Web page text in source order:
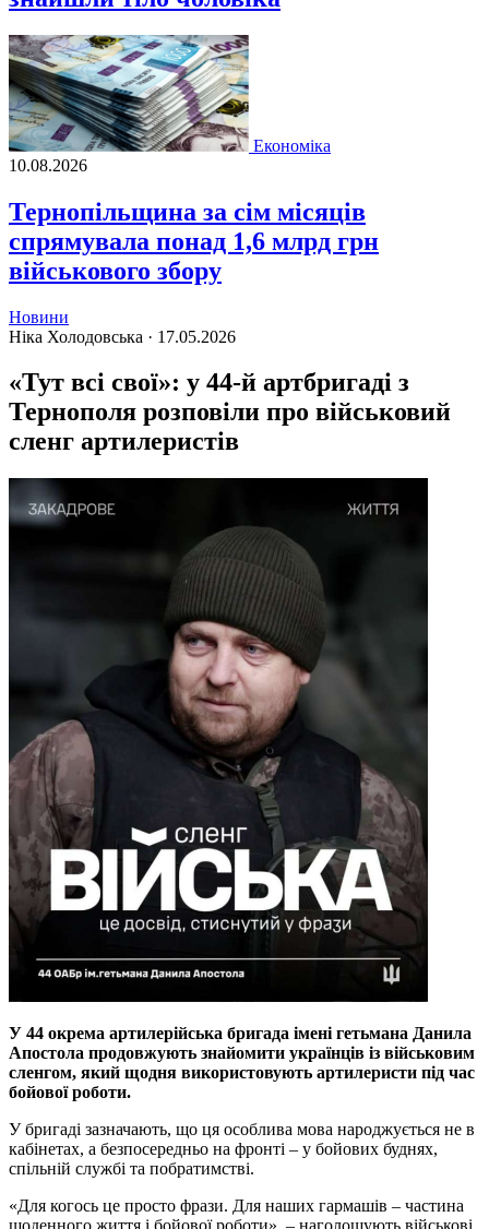
Економіка
10.08.2026
Тернопільщина за сім місяців
спрямувала понад 1,6 млрд грн
військового збору
Новини
Ніка Холодовська · 17.05.2026
«Тут всі свої»: у 44-й артбригаді з
Тернополя розповіли про військовий
сленг артилеристів
У 44 окрема артилерійська бригада імені гетьмана Данила
Апостола продовжують знайомити українців із військовим
сленгом, який щодня використовують артилеристи під час
бойової роботи.
У бригаді зазначають, що ця особлива мова народжується не в
кабінетах, а безпосередньо на фронті – у бойових буднях,
спільній службі та побратимстві.
«Для когось це просто фрази. Для наших гармашів – частина